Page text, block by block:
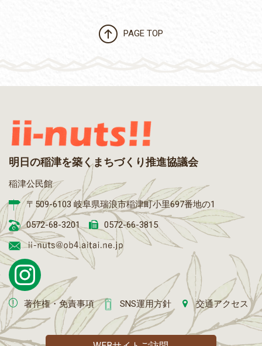
PAGE TOP
明日の稲津を築くまちづくり推進協議会
稲津公民館
〒509-6103 岐阜県瑞浪市稲津町小里697番地の1
0572-68-3201
0572-66-3815
著作権・免責事項 SNS運用方針 交通アクセス